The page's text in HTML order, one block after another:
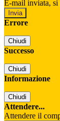
E-mail inviata, si
Errore
Chiudi
Successo
Chiudi
Informazione
Chiudi
Attendere...
Attendere il